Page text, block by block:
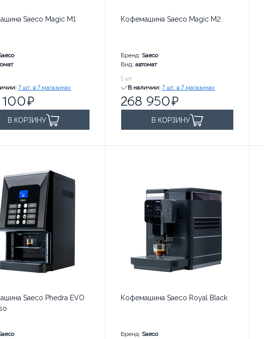
Saeco Magic M1
7 шт. в 7 магазинах
В КОРЗИНУ
Кофемашина Saeco Magic M2
Бренд: Saeco
Вид: автомат
268 950
1 шт.
В наличии: 7 шт. в 7 магазинах
268 950
В КОРЗИНУ
150 чашек в день
Saeco Phedra EVO
Кофемашина Saeco Royal Black
Бренд: Saeco